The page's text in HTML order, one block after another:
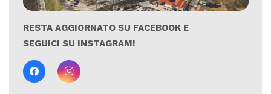
RESTA AGGIORNATO SU FACEBOOK E
SEGUICI SU INSTAGRAM!